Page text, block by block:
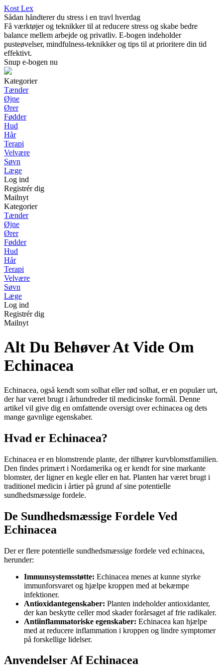
Kost Lex
Sådan håndterer du stress i en travl hverdag
Få værktøjer og teknikker til at reducere stress og skabe bedre
balance mellem arbejde og privatliv. E-bogen indeholder
pusteøvelser, mindfulness-teknikker og tips til at prioritere din tid
effektivt.
Snup e-bogen nu
Kategorier
Tænder
Øjne
Ører
Fødder
Hud
Hår
Terapi
Velvære
Søvn
Læge
Log ind
Registrér dig
Mailnyt
Kategorier
Tænder
Øjne
Ører
Fødder
Hud
Hår
Terapi
Velvære
Søvn
Læge
Log ind
Registrér dig
Mailnyt
Alt Du Behøver At Vide Om
Echinacea
Echinacea, også kendt som solhat eller rød solhat, er en populær urt,
der har været brugt i århundreder til medicinske formål. Denne
artikel vil give dig en omfattende oversigt over echinacea og dets
mange gavnlige egenskaber.
Hvad er Echinacea?
Echinacea er en blomstrende plante, der tilhører kurvblomstfamilien.
Den findes primært i Nordamerika og er kendt for sine markante
blomster, der ligner en kegle eller en hat. Planten har været brugt i
traditionel medicin i årtier på grund af sine potentielle
sundhedsmæssige fordele.
De Sundhedsmæssige Fordele Ved
Echinacea
Der er flere potentielle sundhedsmæssige fordele ved echinacea,
herunder:
Immunsystemsstøtte: Echinacea menes at kunne styrke
immunforsvaret og hjælpe kroppen med at bekæmpe
infektioner.
Antioxidantegenskaber: Planten indeholder antioxidanter,
der kan beskytte celler mod skader forårsaget af frie radikaler.
Antiinflammatoriske egenskaber: Echinacea kan hjælpe
med at reducere inflammation i kroppen og lindre symptomer
på forskellige lidelser.
Anvendelser Af Echinacea